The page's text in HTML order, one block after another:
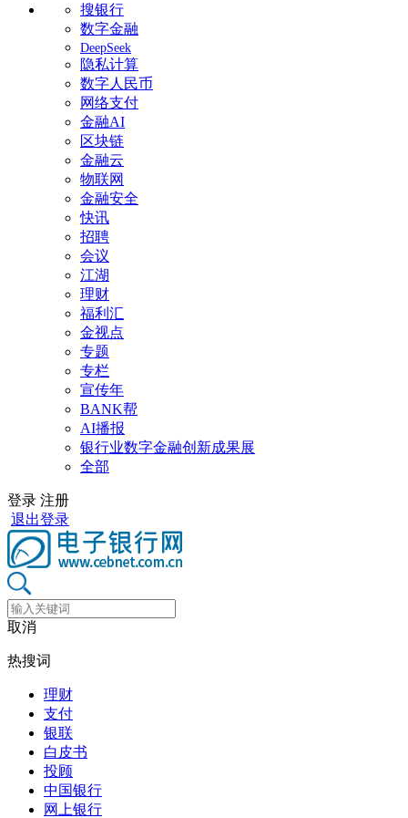
搜银行
数字金融
DeepSeek
隐私计算
数字人民币
网络支付
金融AI
区块链
金融云
物联网
金融安全
快讯
招聘
会议
江湖
理财
福利汇
金视点
专题
专栏
宣传年
BANK帮
AI播报
银行业数字金融创新成果展
全部
登录 注册
退出登录
取消
热搜词
理财
支付
银联
白皮书
投顾
中国银行
网上银行